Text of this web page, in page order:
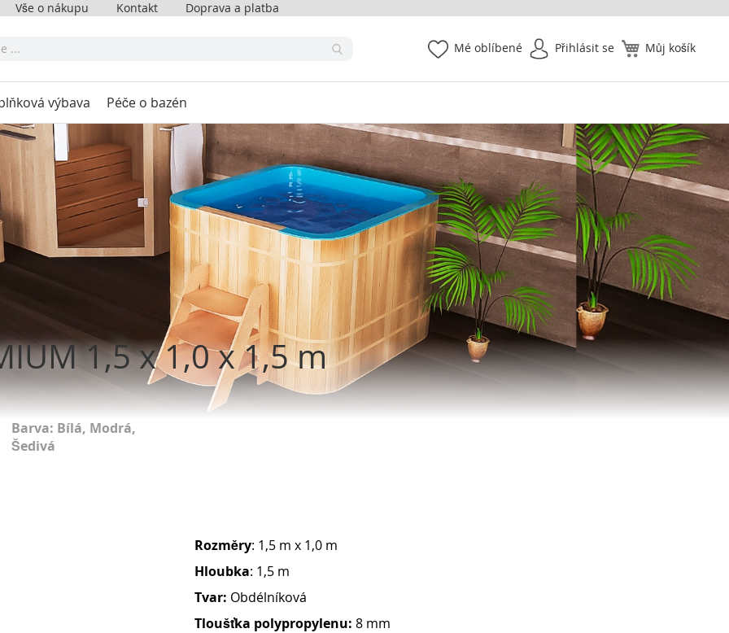
Vše o nákupu Kontakt Doprava a platba
Můj košík
Mé oblíbené Přihlásit se
výbava Péče o bazén
1,5 x 1,0 x 1,5 m
Barva: Bílá, Modrá,
Šedivá
Rozměry: 1,5 m x 1,0 m
Hloubka: 1,5 m
Tvar: Obdélníková
Tloušťka polypropylenu: 8 mm